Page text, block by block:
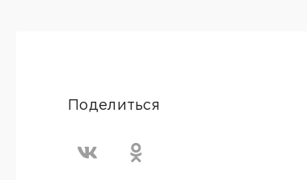
Поделиться